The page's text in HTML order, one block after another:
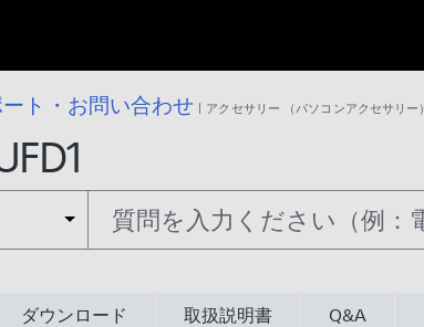
ト・お問い合わせ アクセサリー （パソコンアクセサリー）
ダウンロード 取扱説明書 Q&A